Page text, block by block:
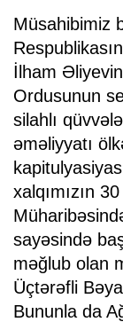
Müsahibimiz
İlham
Ordusunun
silahlı
əməliyyatı
xalqımızın
sayəsində
məğlub olan
Üçtərəfli
Bununla da